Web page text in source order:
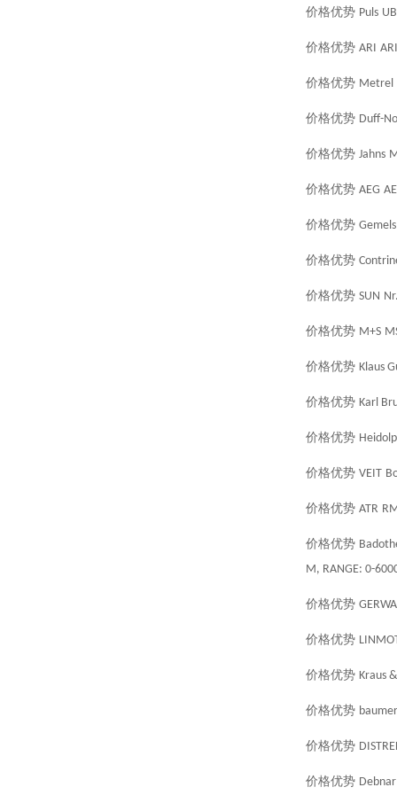
价格优势 Puls
价格优势 ARI
价格优势 Metrel
价格优势 Duff-
价格优势 Jahns
价格优势 AEG
价格优势 Gemels
价格优势
价格优势 SUN
价格优势 M+S
价格优势 Klaus
价格优势 Karl
价格优势
价格优势 VEIT
价格优势 ATR
价格优势
M, RANGE: 0-
价格优势
价格优势
价格优势 Kraus
价格优势 baumer
价格优势
价格优势 Debnar